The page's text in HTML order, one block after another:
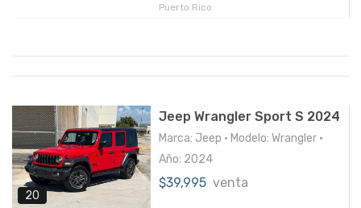
Puerto Rico
20
Jeep Wrangler Sport S 2024
Marca: Jeep • Modelo: Wrangler •
Año: 2024
$39,995 venta